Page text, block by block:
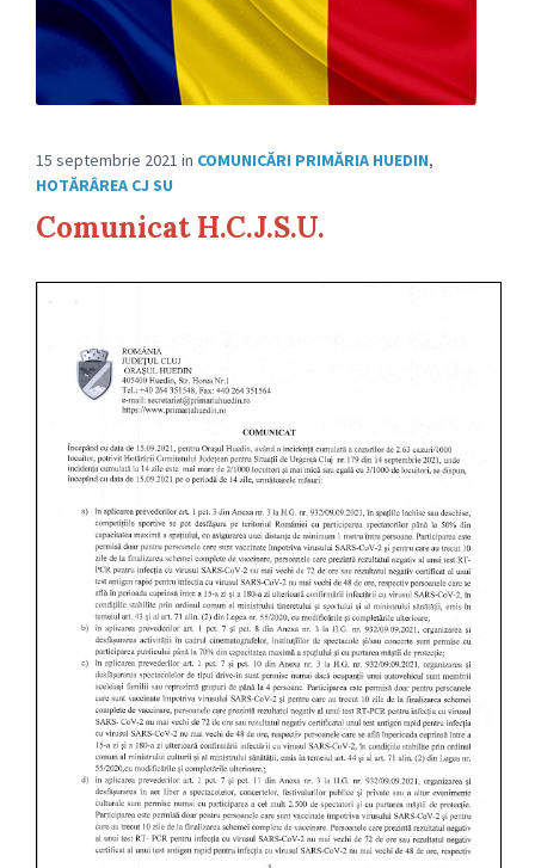
15 septembrie 2021 in COMUNICĂRI PRIMĂRIA HUEDIN,
HOTĂRÂREA CJ SU
Comunicat H.C.J.S.U.